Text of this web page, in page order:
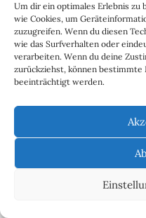
Um dir ein optimales Erlebnis zu
wie Cookies, um
zuzugreifen. Wenn du diesen
wie das Surfverhalten oder
verarbeiten. Wenn du deine
zurückziehst, können bestimmte
beeinträchtigt werden.
und das Bistum Merseburg
neugegründeten Erzbistum
Schenkungen von Land,
sowie Gewändern dienten
und verdeutlichen die
Otto der Große hielt sich
Markus Cottin, Leiter
Merseburg, präsentiert
Bischof Thietmars